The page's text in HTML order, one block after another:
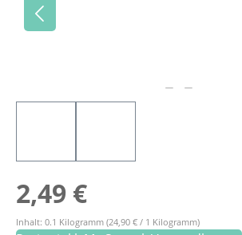
Regulärer Preis:
2,49 €
Inhalt: 0.1 Kilogramm (24,90 € / 1 Kilogramm)